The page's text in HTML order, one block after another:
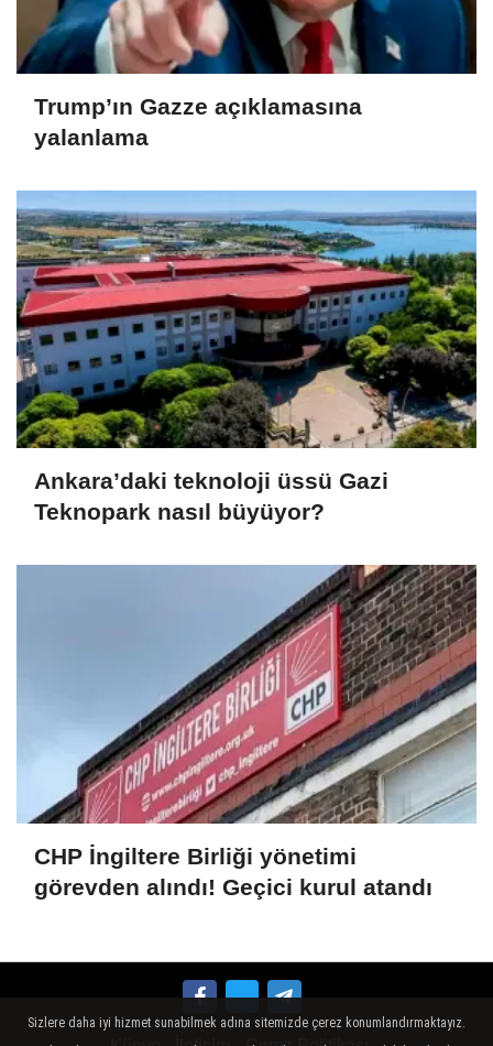
Trump’ın Gazze açıklamasına
yalanlama
Ankara’daki teknoloji üssü Gazi
Teknopark nasıl büyüyor?
CHP İngiltere Birliği yönetimi
görevden alındı! Geçici kurul atandı
Sizlere daha iyi hizmet sunabilmek adına sitemizde çerez konumlandırmaktayız.